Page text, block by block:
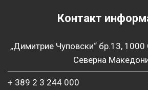
Контакт
„Димитрие Чуповски“ бр.13, 1000
Северна
+ 389 2 3 244 000